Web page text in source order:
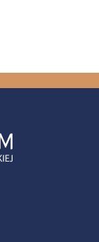
strona